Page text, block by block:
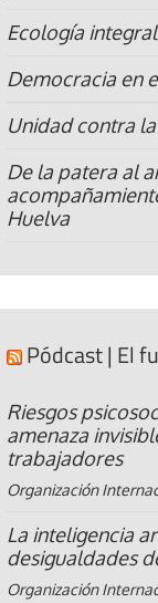
Ecología
Democracia en
Unidad contra
De la patera al
Huelva
Pódcast | El
Riesgos
amenaza
trabajadores
Organización
La inteligencia
desigualdades
Organización